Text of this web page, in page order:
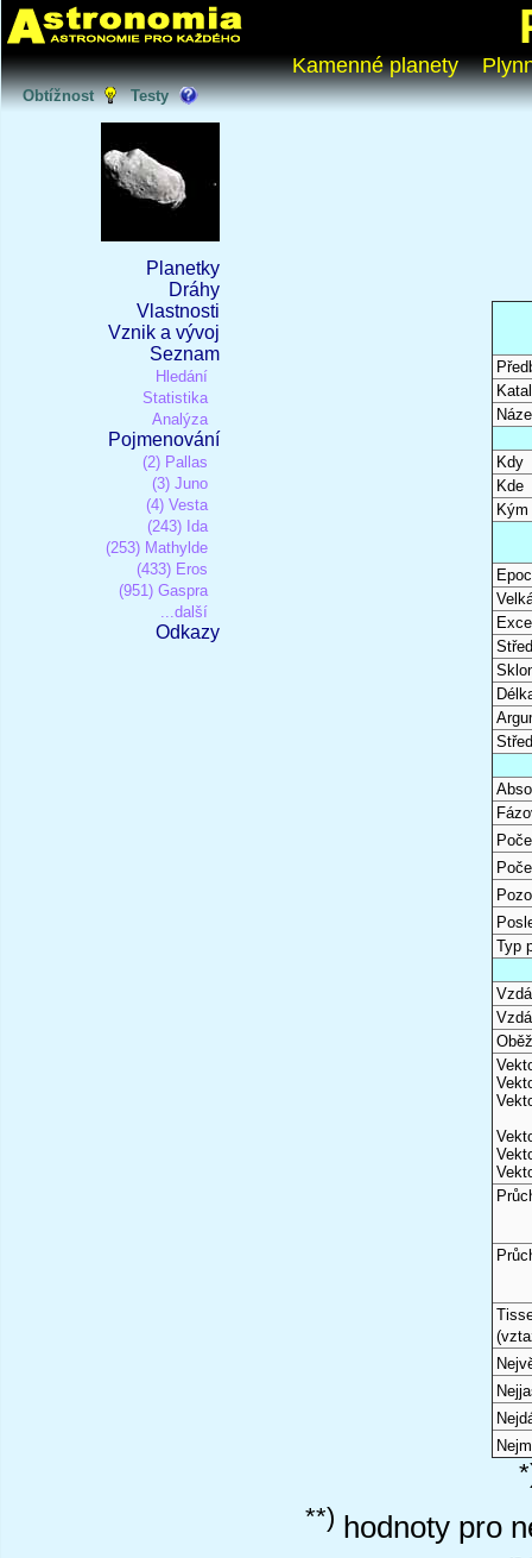
Kamenné planety
Obtížnost Testy
Planetky
Dráhy
Vlastnosti
Vznik a vývoj
Seznam
Hledání
Statistika
Analýza
Pojmenování
(2) Pallas
(3) Juno
(4) Vesta
(243) Ida
(253) Mathylde
(433) Eros
(951) Gaspra
...další
Odkazy
Kdy
Kde
Kým
Typ
**) hodnoty pro